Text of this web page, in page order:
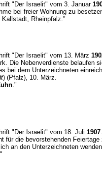
"Der Israelit" vom 3. Januar
bei freier Wohnung zu
Kallstadt, Rheinpfalz."
"Der Israelit" vom 13. März
Die Nebenverdienste belaufen
bei dem Unterzeichneten
) (Pfalz), 10. März.
."
"Der Israelit" vom 18. Juli 1907
für die bevorstehenden
an den Unterzeichneten